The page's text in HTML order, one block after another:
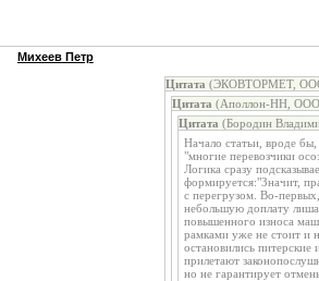
Михеев Петр
Цитата (ЭКОВТОРМЕТ, ООО
Цитата (Аполлон-НН, ООО
Цитата (Бородин
Начало статьи, вроде
"многие перевозчики
Логика сразу
формируется:"Значит,
с перегрузом. Во-
небольшую доплату
повышенного износа
рамками уже не стоит и
остановились
прилетают
но не гарантирует